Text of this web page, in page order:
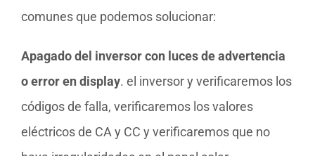
comunes que podemos solucionar:
Apagado del inversor con luces de advertencia
o error en display. el inversor y verificaremos los
códigos de falla, verificaremos los valores
eléctricos de CA y CC y verificaremos que no